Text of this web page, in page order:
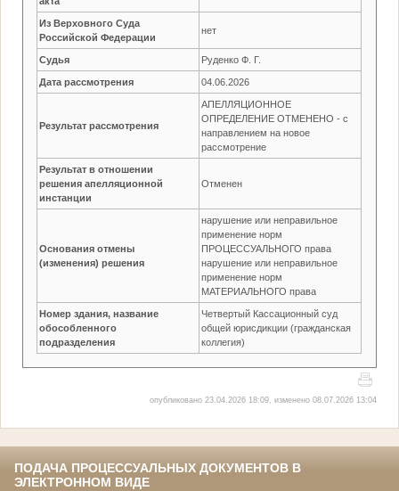
Из Верховного Суда
Российской Федерации
нет
Судья Руденко Ф. Г.
Дата рассмотрения 04.06.2026
Результат рассмотрения
АПЕЛЛЯЦИОННОЕ
ОПРЕДЕЛЕНИЕ ОТМЕНЕНО - с
направлением на новое
рассмотрение
Результат в отношении
решения апелляционной
инстанции
Отменен
Основания отмены
(изменения) решения
нарушение или неправильное
применение норм
ПРОЦЕССУАЛЬНОГО права
нарушение или неправильное
применение норм
МАТЕРИАЛЬНОГО права
Номер здания, название
обособленного
подразделения
Четвертый Кассационный суд
общей юрисдикции (гражданская
коллегия)
опубликовано 23.04.2026 18:09, изменено 08.07.2026 13:04
ПОДАЧА ПРОЦЕССУАЛЬНЫХ ДОКУМЕНТОВ В
ЭЛЕКТРОННОМ ВИДЕ